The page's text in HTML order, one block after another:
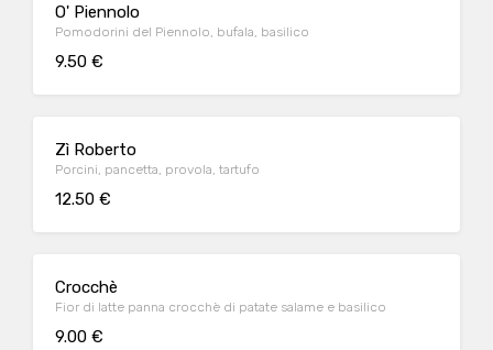
O' Piennolo
Pomodorini del Piennolo, bufala, basilico
9.50 €
Zì Roberto
Porcini, pancetta, provola, tartufo
12.50 €
Crocchè
Fior di latte panna crocchè di patate salame e basilico
9.00 €